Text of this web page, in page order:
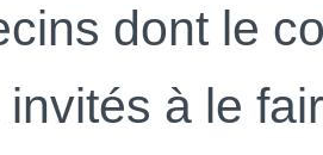
dont le
à le